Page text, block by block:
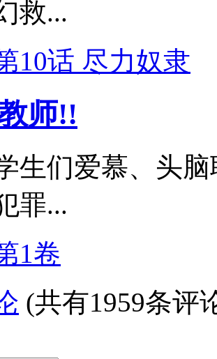
救...
10话 尽力奴隶
师!!
生们爱慕、头
罪...
1卷
(共有1959条评